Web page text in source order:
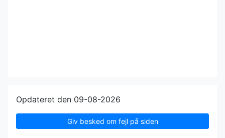
Opdateret den 09-08-2026
Giv besked om fejl på siden